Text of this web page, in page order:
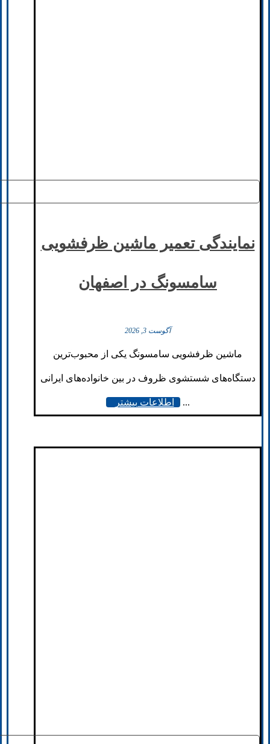
نمایندگی تعمیر ماشین ظرفشویی
سامسونگ در اصفهان
آگوست 3, 2026
ماشین ظرفشویی سامسونگ یکی از محبوب‌ترین
دستگاه‌های شستشوی ظروف در بین خانواده‌های ایرانی
... اطلاعات بیشتر